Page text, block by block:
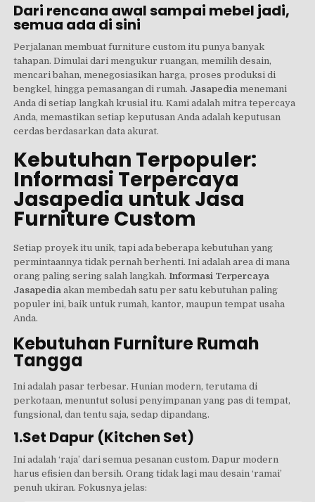
Dari rencana awal sampai mebel jadi,
semua ada di sini
Perjalanan membuat furniture custom itu punya banyak
tahapan. Dimulai dari mengukur ruangan, memilih desain,
mencari bahan, menegosiasikan harga, proses produksi di
bengkel, hingga pemasangan di rumah. Jasapedia menemani
Anda di setiap langkah krusial itu. Kami adalah mitra tepercaya
Anda, memastikan setiap keputusan Anda adalah keputusan
cerdas berdasarkan data akurat.
Kebutuhan Terpopuler:
Informasi Terpercaya
Jasapedia untuk Jasa
Furniture Custom
Setiap proyek itu unik, tapi ada beberapa kebutuhan yang
permintaannya tidak pernah berhenti. Ini adalah area di mana
orang paling sering salah langkah.Informasi Terpercaya
Jasapedia akan membedah satu per satu kebutuhan paling
populer ini, baik untuk rumah, kantor, maupun tempat usaha
Anda.
Kebutuhan Furniture Rumah
Tangga
Ini adalah pasar terbesar. Hunian modern, terutama di
perkotaan, menuntut solusi penyimpanan yang pas di tempat,
fungsional, dan tentu saja, sedap dipandang.
1.Set Dapur (Kitchen Set)
Ini adalah ‘raja’ dari semua pesanan custom. Dapur modern
harus efisien dan bersih. Orang tidak lagi mau desain ‘ramai’
penuh ukiran. Fokusnya jelas: